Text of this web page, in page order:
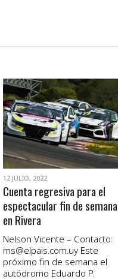
VER NOTA
12 JULIO, 2022
Cuenta regresiva para el
espectacular fin de semana
en Rivera
Nelson Vicente – Contacto:
ms@elpais.com.uyEste
próximo fin de semana el
autódromo Eduardo P.